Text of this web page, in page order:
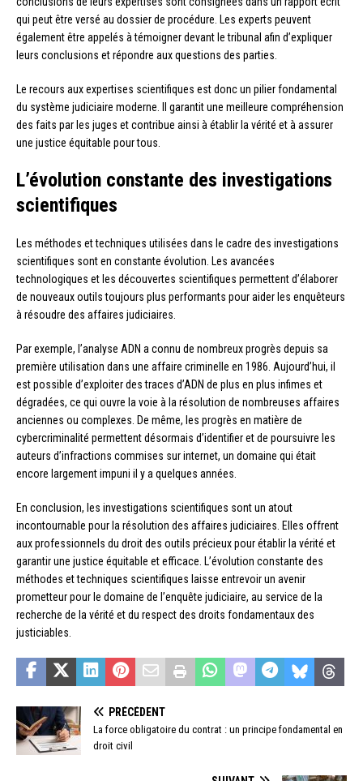
qui peut être versé au dossier de procédure. Les experts peuvent
également être appelés à témoigner devant le tribunal afin d’expliquer
leurs conclusions et répondre aux questions des parties.
Le recours aux expertises scientifiques est donc un pilier fondamental
du système judiciaire moderne. Il garantit une meilleure compréhension
des faits par les juges et contribue ainsi à établir la vérité et à assurer
une justice équitable pour tous.
L’évolution constante des investigations
scientifiques
Les méthodes et techniques utilisées dans le cadre des investigations
scientifiques sont en constante évolution. Les avancées
technologiques et les découvertes scientifiques permettent d’élaborer
de nouveaux outils toujours plus performants pour aider les enquêteurs
à résoudre des affaires judiciaires.
Par exemple, l’analyse ADN a connu de nombreux progrès depuis sa
première utilisation dans une affaire criminelle en 1986. Aujourd’hui, il
est possible d’exploiter des traces d’ADN de plus en plus infimes et
dégradées, ce qui ouvre la voie à la résolution de nombreuses affaires
anciennes ou complexes. De même, les progrès en matière de
cybercriminalité permettent désormais d’identifier et de poursuivre les
auteurs d’infractions commises sur internet, un domaine qui était
encore largement impuni il y a quelques années.
En conclusion, les investigations scientifiques sont un atout
incontournable pour la résolution des affaires judiciaires. Elles offrent
aux professionnels du droit des outils précieux pour établir la vérité et
garantir une justice équitable et efficace. L’évolution constante des
méthodes et techniques scientifiques laisse entrevoir un avenir
prometteur pour le domaine de l’enquête judiciaire, au service de la
recherche de la vérité et du respect des droits fondamentaux des
justiciables.
PRÉCÉDENT
La force obligatoire du contrat : un principe fondamental en
droit civil